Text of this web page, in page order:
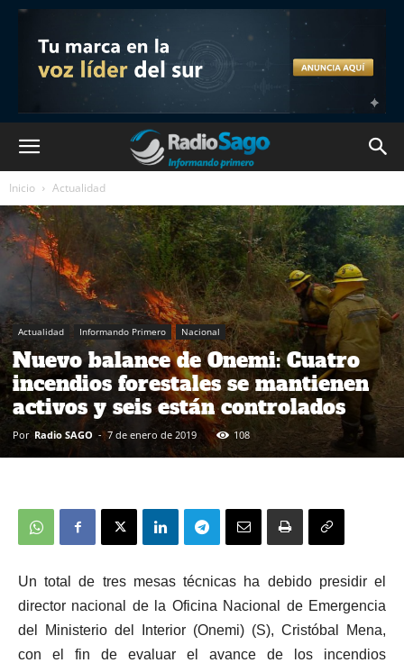
Inicio Actualidad
Actualidad Informando Primero Nacional
Nuevo balance de Onemi: Cuatro
incendios forestales se mantienen
activos y seis están controlados
Por Radio SAGO - 7 de enero de 2019 108
Un total de tres mesas técnicas ha debido presidir el
director nacional de la Oficina Nacional de Emergencia
del Ministerio del Interior (Onemi) (S), Cristóbal Mena,
con el fin de evaluar el avance de los incendios